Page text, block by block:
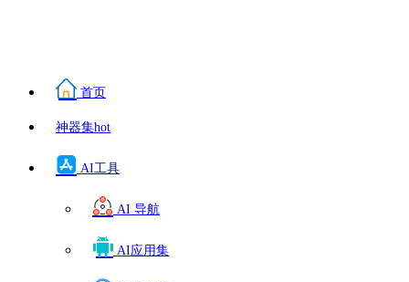
首页
神器集hot
AI工具
AI 导航
AI应用集